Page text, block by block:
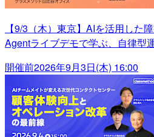
【9/3（木）東京】AIを活用した
Agentライブデモで学ぶ、自律型
開催前2026年9月3日(木) 16:00